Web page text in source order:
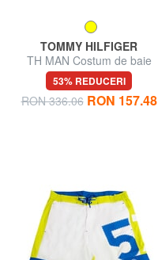
TOMMY HILFIGER
TH MAN Costum de baie
53% REDUCERI
RON 336.06 RON 157.48